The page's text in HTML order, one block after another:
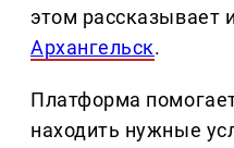
этом рассказывает
Архангельск.
Платформа
находить нужные